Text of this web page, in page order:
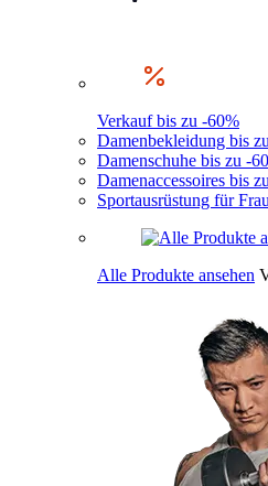
Verkauf bis zu -60%
Damenbekleidung bis
Damenschuhe bis zu -
Damenaccessoires bis
Sportausrüstung für
Alle Produkte ansehen